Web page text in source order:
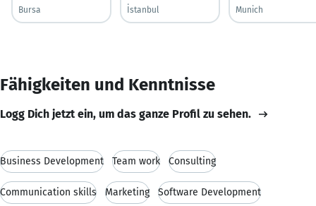
Bursa
İstanbul
Munich
Fähigkeiten und Kenntnisse
Logg Dich jetzt ein, um das ganze Profil zu sehen.
Business Development Team work Consulting
Communication skills Marketing Software Development